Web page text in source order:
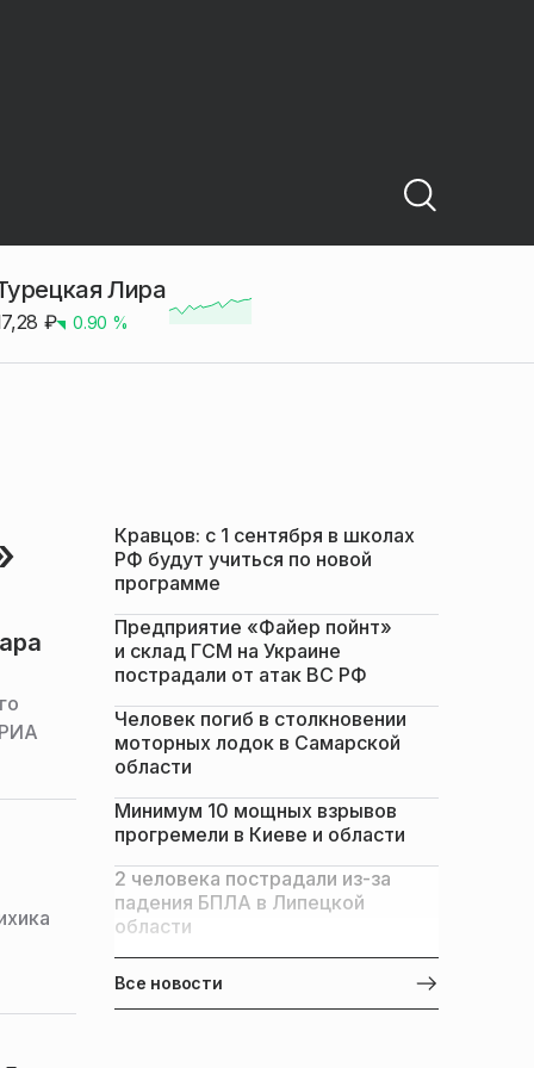
Лира
₽ 0.90 %
Кравцов: с 1 сентября в школах
РФ будут учиться по новой
программе
Предприятие «Файер пойнт»
и склад ГСМ на Украине
пострадали от атак ВС РФ
Человек погиб в столкновении
моторных лодок в Самарской
области
Минимум 10 мощных взрывов
прогремели в Киеве и области
2 человека пострадали из-за
падения БПЛА в Липецкой
области
Все новости